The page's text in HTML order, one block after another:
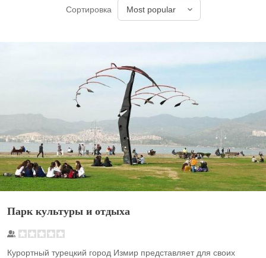
Сортировка
Парк культуры и отдыха
Курортный турецкий город Измир представляет для своих